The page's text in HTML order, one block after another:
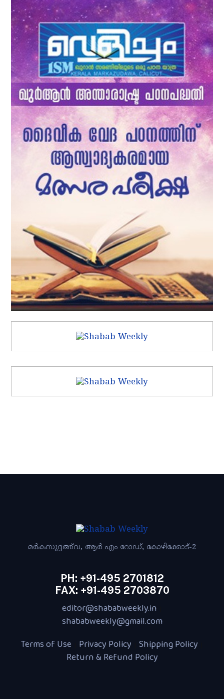
മര്‍കസുദ്ദഅ്‌വ, ആര്‍ എം റോഡ്‌, കോഴിക്കോട്‌-2
PH: +91-495 2701812
FAX: +91-495 2703870
editor@shababweekly.in
shababweekly@gmail.com
Terms of Use
Privacy Policy Shipping Policy
Return & Refund Policy